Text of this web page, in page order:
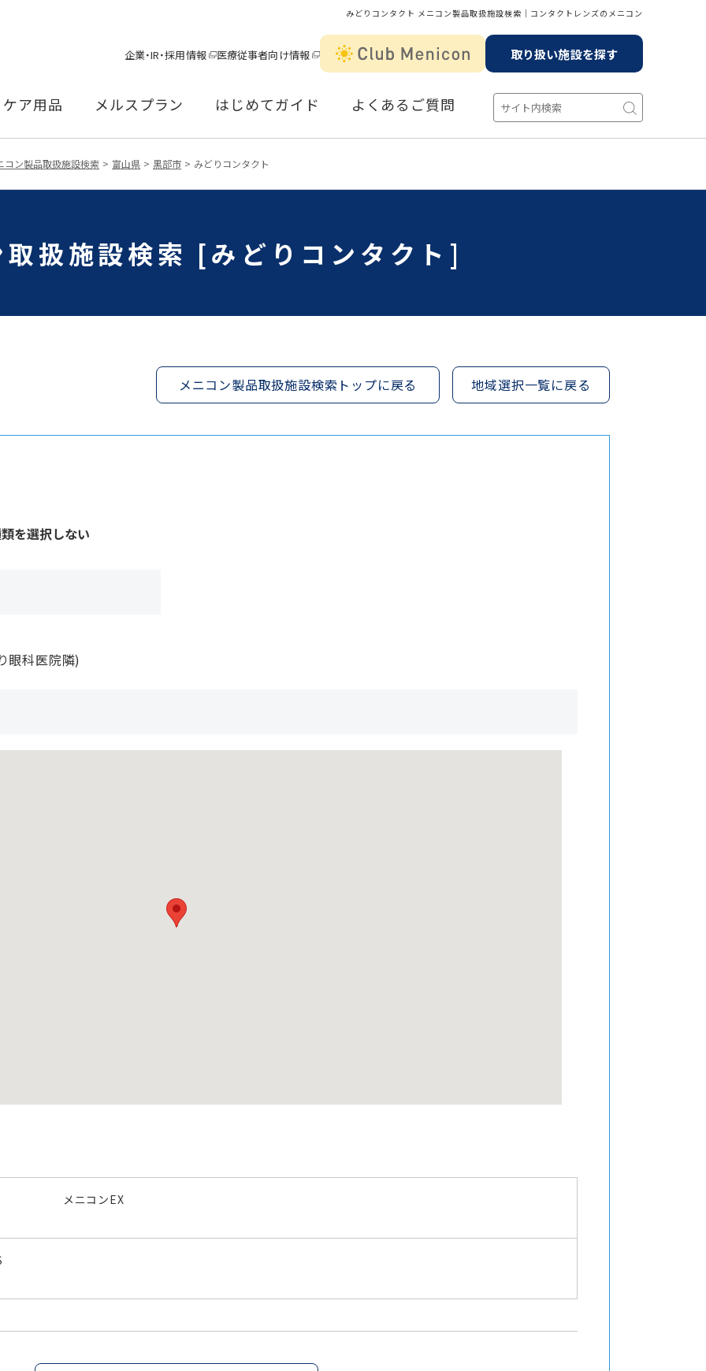
みどりコンタクト メニコン製品取扱施設検索│コンタクトレンズのメニコン
企業・IR・採用情報 医療従事者向け情報 取り扱い施設を探す
ケア用品 メルスプラン はじめてガイド よくあるご質問
コン製品取扱施設検索 富山県 黒部市 みどりコンタクト
取扱施設検索 [みどりコンタクト]
メニコン製品取扱施設検索トップに戻る 地域選択一覧に戻る
を選択しない
眼科医院隣)
メニコンEX